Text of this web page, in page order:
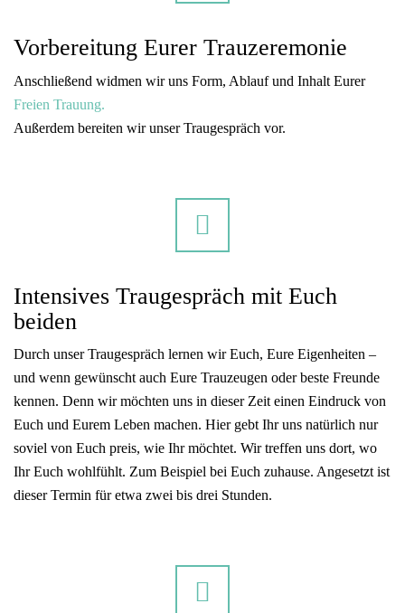
Vorbereitung Eurer Trauzeremonie
Anschließend widmen wir uns Form, Ablauf und Inhalt Eurer
Freien Trauung.
Außerdem bereiten wir unser Traugespräch vor.
Intensives Traugespräch mit Euch
beiden
Durch unser Traugespräch lernen wir Euch, Eure Eigenheiten –
und wenn gewünscht auch Eure Trauzeugen oder beste Freunde
kennen. Denn wir möchten uns in dieser Zeit einen Eindruck von
Euch und Eurem Leben machen. Hier gebt Ihr uns natürlich nur
soviel von Euch preis, wie Ihr möchtet. Wir treffen uns dort, wo
Ihr Euch wohlfühlt. Zum Beispiel bei Euch zuhause. Angesetzt ist
dieser Termin für etwa zwei bis drei Stunden.